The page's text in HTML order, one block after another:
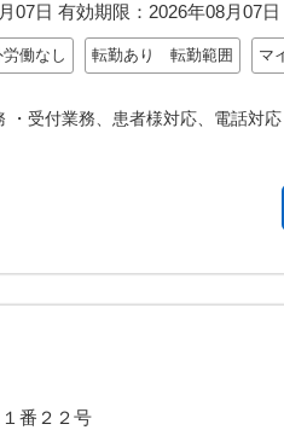
07日 有効期限： 2026年08月07日
働なし 転勤あり 転勤範囲 マ
・受付業務、患者様対応、電話対
番２２号